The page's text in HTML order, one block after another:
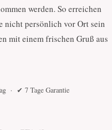
werden. So erreichen
nicht persönlich vor Ort sein
mit einem frischen Gruß aus
· ✔ 7 Tage Garantie